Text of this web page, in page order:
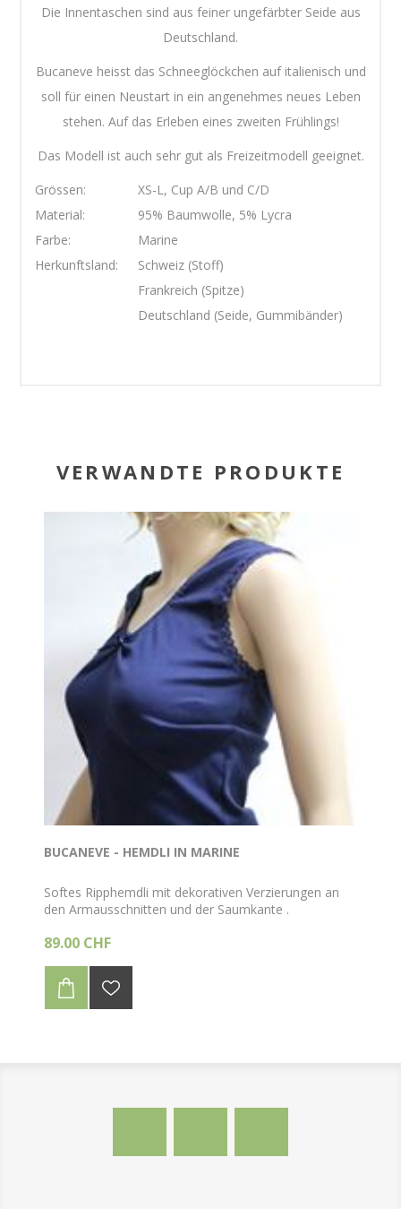
Die Innentaschen sind aus feiner ungefärbter Seide aus
Deutschland.
Bucaneve heisst das Schneeglöckchen auf italienisch und
soll für einen Neustart in ein angenehmes neues Leben
stehen. Auf das Erleben eines zweiten Frühlings!
Das Modell ist auch sehr gut als Freizeitmodell geeignet.
Grössen:
XS-L, Cup A/B und C/D
Material:
95% Baumwolle, 5% Lycra
Farbe:
Marine
Herkunftsland:
Schweiz (Stoff)
Frankreich (Spitze)
Deutschland (Seide, Gummibänder)
VERWANDTE PRODUKTE
BUCANEVE - HEMDLI IN MARINE
Softes Ripphemdli mit dekorativen Verzierungen an
den Armausschnitten und der Saumkante .
89.00 CHF